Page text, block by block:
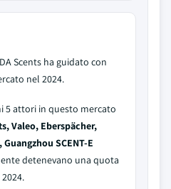
Scents ha guidato con
nel 2024.
5 attori in questo mercato
Valeo, Eberspächer,
SCENT-E
detenevano una quota